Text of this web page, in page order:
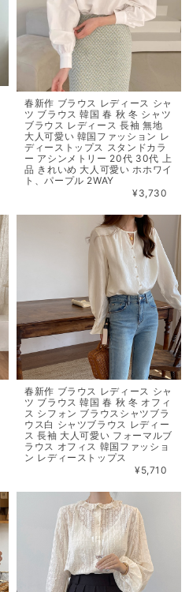
春新作 ブラウス レディース シャ
ツ ブラウス 韓国 春 秋 冬 シャツ
ブラウス レディース 長袖 無地
大人可愛い 韓国ファッション レ
ディーストップス スタンドカラ
ー アシンメトリー 20代 30代 上
品 きれいめ 大人可愛い ホホワイ
ト、パープル 2WAY
¥3,730
春新作 ブラウス レディース シャ
ツ ブラウス 韓国 春 秋 冬 オフィ
ス シフォン ブラウスシャツブラ
ウス白 シャツブラウス レディー
ス 長袖 大人可愛い フォーマルブ
ラウス オフィス 韓国ファッショ
ン レディーストップス
¥5,710